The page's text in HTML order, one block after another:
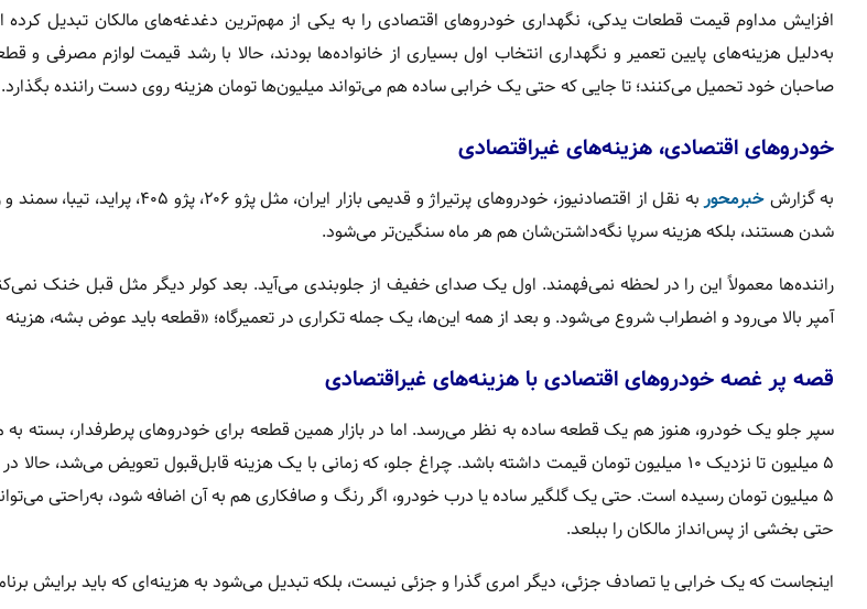
افزایش مداوم قیمت قطعات یدکی، نگهداری خودروهای اقتصادی را به یکی از مهم‌ترین دغدغه‌های مالکان تبدیل
به‌دلیل هزینه‌های پایین تعمیر و نگهداری انتخاب اول بسیاری از خانواده‌ها بودند، حالا با رشد قیمت لوازم مصرفی و
صاحبان خود تحمیل می‌کنند؛ تا جایی که حتی یک خرابی ساده هم می‌تواند میلیون‌ها تومان هزینه روی دست راننده بگذارد.
خودروهای اقتصادی، هزینه‌های غیراقتصادی
به گزارش خبرمحور
به نقل از اقتصادنیوز، خودروهای پرتیراژ و قدیمی
شدن‌ هستند، بلکه هزینه سرپا نگه‌داشتن‌شان هم هر ماه سنگین‌تر می‌شود.
راننده‌ها معمولاً این را در لحظه نمی‌فهمند. اول یک صدای خفیف از جلوبندی می‌آید. بعد کولر دیگر مثل قبل خنک
آمپر بالا می‌رود و اضطراب شروع می‌شود. و بعد از همه این‌ها، یک جمله تکراری در تعمیرگاه؛ «قطعه باید عوض بشه،
قصه پر غصه‌ خودروهای اقتصادی با هزینه‌های غیراقتصادی
سپر جلو یک خودرو، هنوز هم یک قطعه ساده به نظر می‌رسد. اما در بازار همین قطعه برای خودروهای پرطرفدار، بسته به
۵ میلیون تا نزدیک ۱۰ میلیون تومان قیمت داشته باشد. چراغ جلو، که زمانی با یک هزینه قابل‌قبول تعویض می‌شد،
۵ میلیون تومان رسیده است. حتی یک گلگیر ساده یا درب خودرو، اگر رنگ و صافکاری هم به آن اضافه شود، به‌راحتی
حتی بخشی از پس‌انداز مالکان را ببلعد.
اینجاست که یک خرابی یا تصادف جزئی، دیگر امری گذرا و جزئی نیست، بلکه تبدیل می‌شود به هزینه‌ای که باید برایش